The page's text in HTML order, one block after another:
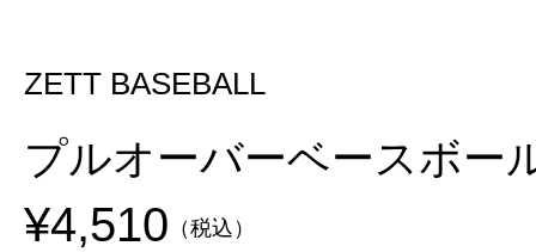
ZETT BASEBALL
プルオーバーベースボー
¥4,510 （税込）